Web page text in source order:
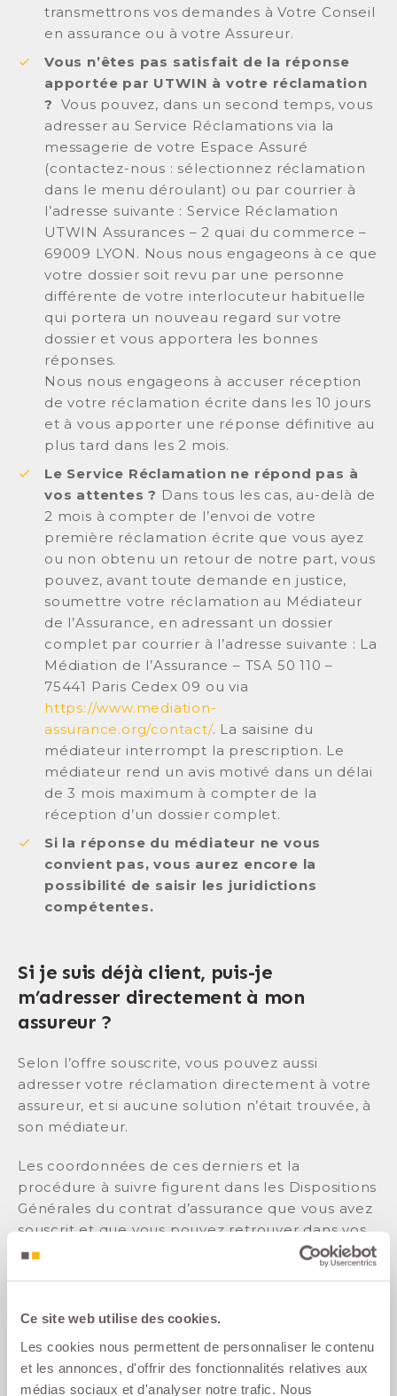
Ce site web utilise des cookies.
Les cookies nous permettent de personnaliser le contenu
et les annonces, d'offrir des fonctionnalités relatives aux
médias sociaux et d'analyser notre trafic. Nous
transmettrons vos demandes à Votre Conseil
en assurance ou à votre Assureur.
Vous n’êtes pas satisfait de la réponse
apportée par UTWIN à votre réclamation
? Vous pouvez, dans un second temps, vous
adresser au Service Réclamations via la
messagerie de votre Espace Assuré
(contactez-nous : sélectionnez réclamation
dans le menu déroulant) ou par courrier à
l’adresse suivante : Service Réclamation
UTWIN Assurances – 2 quai du commerce –
69009 LYON. Nous nous engageons à ce que
votre dossier soit revu par une personne
différente de votre interlocuteur habituelle
qui portera un nouveau regard sur votre
dossier et vous apportera les bonnes
réponses.
Nous nous engageons à accuser réception
de votre réclamation écrite dans les 10 jours
et à vous apporter une réponse définitive au
plus tard dans les 2 mois.
Le Service Réclamation ne répond pas à
vos attentes ? Dans tous les cas, au-delà de
2 mois à compter de l’envoi de votre
première réclamation écrite que vous ayez
ou non obtenu un retour de notre part, vous
pouvez, avant toute demande en justice,
soumettre votre réclamation au Médiateur
de l’Assurance, en adressant un dossier
complet par courrier à l’adresse suivante : La
Médiation de l’Assurance – TSA 50 110 –
75441 Paris Cedex 09 ou via
https://www.mediation-
assurance.org/contact/. La saisine du
médiateur interrompt la prescription. Le
médiateur rend un avis motivé dans un délai
de 3 mois maximum à compter de la
réception d’un dossier complet.
Si la réponse du médiateur ne vous
convient pas, vous aurez encore la
possibilité de saisir les juridictions
compétentes.
Si je suis déjà client, puis-je
m’adresser directement à mon
assureur ?
Selon l’offre souscrite, vous pouvez aussi
adresser votre réclamation directement à votre
assureur, et si aucune solution n’était trouvée, à
son médiateur.
Les coordonnées de ces derniers et la
procédure à suivre figurent dans les Dispositions
Générales du contrat d’assurance que vous avez
souscrit et que vous pouvez retrouver dans vos
espaces personnels.
Dans tous les cas, UTWIN, ses partenaires
Assureurs, votre Conseil en Assurance et les
banques auprès desquelles vous avez
souscrit votre prêt sont placés sous la